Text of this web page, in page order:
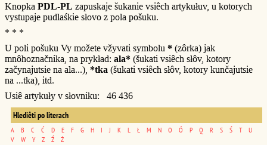
Knopka PDL-PL zapuskaje šukanie vsiêch artykułuv, u kotorych
vystupaje pudlaśkie słovo z pola pošuku.
* * *
U poli pošuku Vy možete vžyvati symbolu * (zôrka) jak
mnôhoznačnika, na prykład: ala* (šukati vsiêch słôv, kotory
začynajutsie na ala...), *tka (šukati vsiêch słôv, kotory kunčajutsie
na ...tka), itd.
Usiê artykuły v słovniku: 46 436
Hlediêti po literach
A B C Ć D E F G H I J K L Ł M N O Ó P Q R S Ś T
U
V
W Y Z Ź Ż